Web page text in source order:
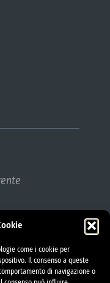
come i cookie per
Il consenso a queste
di navigazione o
(RPD)